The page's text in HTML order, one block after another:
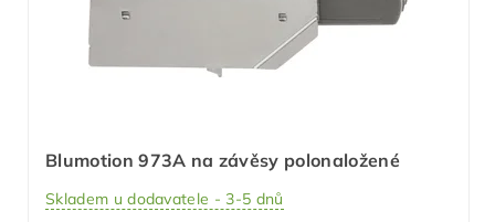
Blumotion 973A na závěsy polonaložené
Skladem u dodavatele - 3-5 dnů